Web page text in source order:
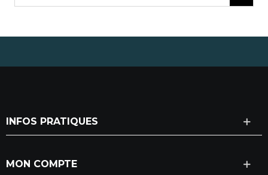
INFOS PRATIQUES
MON COMPTE